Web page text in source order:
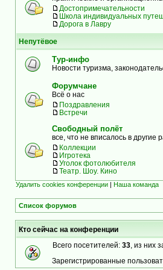
Достопримечательности
Школа индивидуальных
Дорога в Лавру
Непутёвое
Тур-инфо
Новости туризма,
Форумчане
Всё о нас
Поздравления
Встречи
Свободный полёт
все, что не вписалось в другие
Коллекции
Игротека
Уголок фотолюбителя
Театр. Шоу. Кино
Удалить cookies конференции | Наша команда
Список форумов
Кто сейчас на конференции
Всего посетителей: 33 , из них
Зарегистрированные